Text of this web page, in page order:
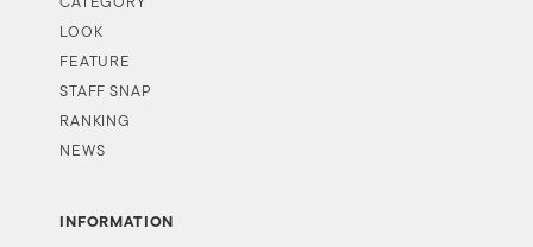
LOOK
FEATURE
STAFF SNAP
RANKING
NEWS
INFORMATION